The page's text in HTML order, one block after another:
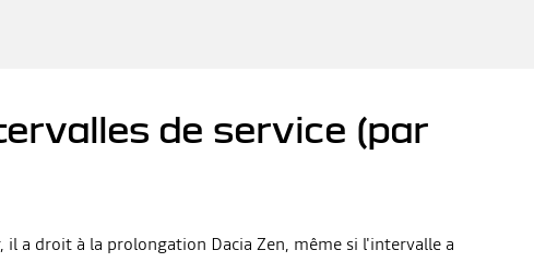
de service (par
a droit à la prolongation Dacia Zen, même si l'intervalle a